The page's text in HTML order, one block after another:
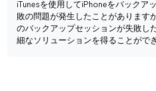
iTunesを使用してiPhoneをバックア
敗の問題が発生したことがあります
のバックアップセッションが失敗し
細なソリューションを得ることがで